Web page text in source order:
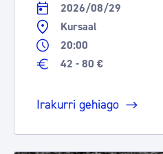
2026/08/29
Kursaal
20:00
42 - 80 €
Irakurri gehiago